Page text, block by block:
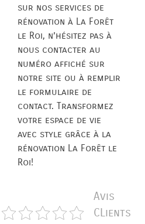
sur nos services de
rénovation à La Forêt
le Roi, n’hésitez pas à
nous contacter au
numéro affiché sur
notre site ou à remplir
le formulaire de
contact. Transformez
votre espace de vie
avec style grâce à la
rénovation La Forêt le
Roi!
Avis
CLients